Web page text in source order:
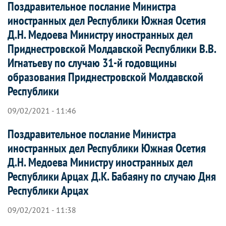
Поздравительное послание Министра
иностранных дел Республики Южная Осетия
Д.Н. Медоева Министру иностранных дел
Приднестровской Молдавской Республики В.В.
Игнатьеву по случаю 31-й годовщины
образования Приднестровской Молдавской
Республики
09/02/2021 - 11:46
Поздравительное послание Министра
иностранных дел Республики Южная Осетия
Д.Н. Медоева Министру иностранных дел
Республики Арцах Д.К. Бабаяну по случаю Дня
Республики Арцах
09/02/2021 - 11:38